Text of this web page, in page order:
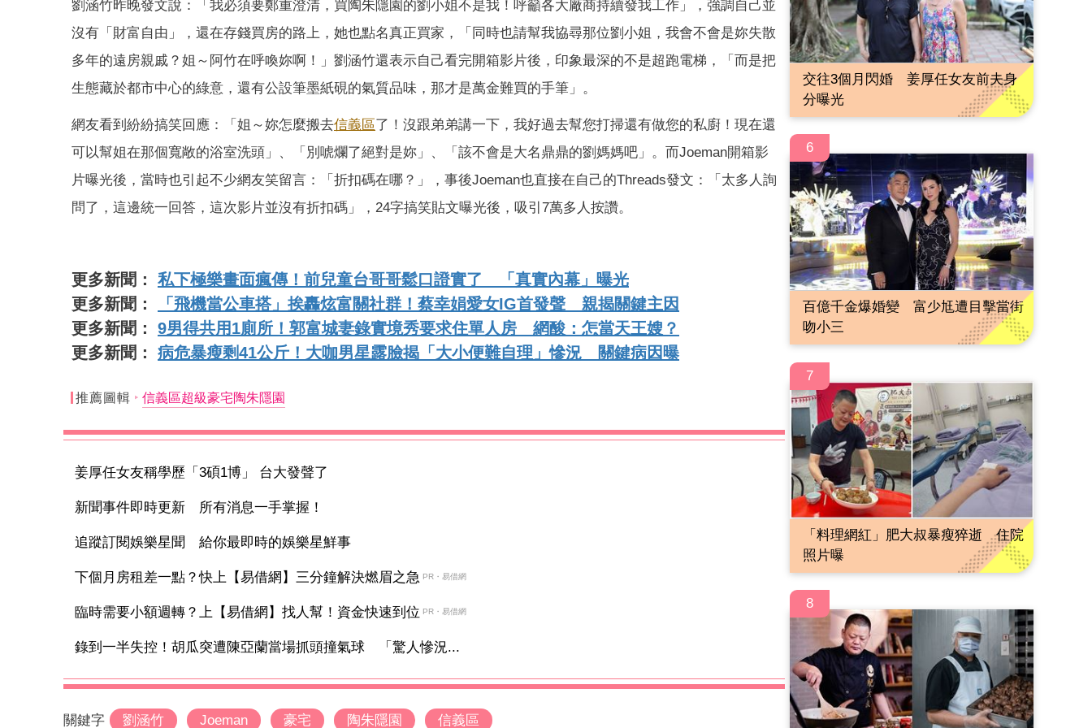
劉涵竹昨晚發文說：「我必須要鄭重澄清，買陶朱隱園的劉小姐不是我！呼籲各大廠商持續發我工作」，強調自己並
沒有「財富自由」，還在存錢買房的路上，她也點名真正買家，「同時也請幫我協尋那位劉小姐，我會不會是妳失散
多年的遠房親戚？姐～阿竹在呼喚妳啊！」劉涵竹還表示自己看完開箱影片後，印象最深的不是超跑電梯，「而是把
生態藏於都市中心的綠意，還有公設筆墨紙硯的氣質品味，那才是萬金難買的手筆」。
網友看到紛紛搞笑回應：「姐～妳怎麼搬去信義區了！沒跟弟弟講一下，我好過去幫您打掃還有做您的私廚！現在還
可以幫姐在那個寬敞的浴室洗頭」、「別唬爛了絕對是妳」、「該不會是大名鼎鼎的劉媽媽吧」。而Joeman開箱影
片曝光後，當時也引起不少網友笑留言：「折扣碼在哪？」，事後Joeman也直接在自己的Threads發文：「太多人詢
問了，這邊統一回答，這次影片並沒有折扣碼」，24字搞笑貼文曝光後，吸引7萬多人按讚。
更多新聞： 私下極樂畫面瘋傳！前兒童台哥哥鬆口證實了 「真實內幕」曝光
更多新聞：
「飛機當公車搭」挨轟炫富關社群！蔡幸娟愛女IG首發聲 親揭關鍵主因
更多新聞： 9男得共用1廁所！郭富城妻錄實境秀要求住單人房 網酸：怎當天王嫂？
更多新聞： 病危暴瘦剩41公斤！大咖男星露臉揭「大小便難自理」慘況 關鍵病因曝
推薦圖輯 信義區超級豪宅陶朱隱園
姜厚任女友稱學歷「3碩1博」 台大發聲了
新聞事件即時更新 所有消息一手掌握！
追蹤訂閱娛樂星聞 給你最即時的娛樂星鮮事
下個月房租差一點？快上【易借網】三分鐘解決燃眉之急 PR・易借網
臨時需要小額週轉？上【易借網】找人幫！資金快速到位 PR・易借網
錄到一半失控！胡瓜突遭陳亞蘭當場抓頭撞氣球 「驚人慘況...
關鍵字 劉涵竹 Joeman 豪宅 陶朱隱園 信義區
交往3個月閃婚 姜厚任女友前夫身
分曝光
6
百億千金爆婚變 富少尪遭目擊當街
吻小三
7
「料理網紅」肥大叔暴瘦猝逝 住院
照片曝
8